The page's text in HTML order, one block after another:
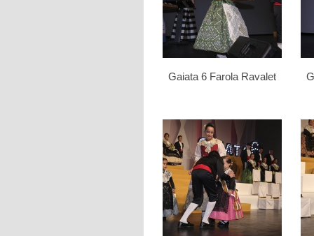
Gaiata 6 Farola Ravalet